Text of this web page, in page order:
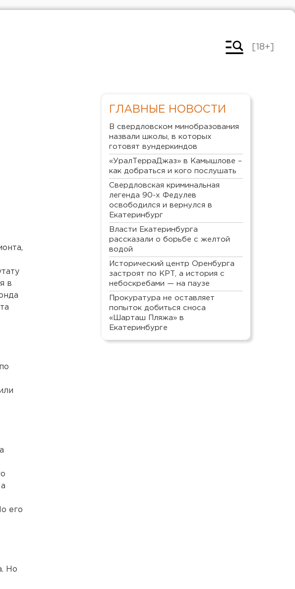
[18+]
в
его
Но
ГЛАВНЫЕ НОВОСТИ
В свердловском минобразования
назвали школы, в которых
готовят вундеркиндов
«УралТерраДжаз» в Камышлове –
как добраться и кого послушать
Свердловская криминальная
легенда 90-х Федулев
освободился и вернулся в
Екатеринбург
Власти Екатеринбурга
рассказали о борьбе с желтой
водой
Исторический центр Оренбурга
застроят по КРТ, а история с
небоскребами — на паузе
Прокуратура не оставляет
попыток добиться сноса
«Шарташ Пляжа» в
Екатеринбурге